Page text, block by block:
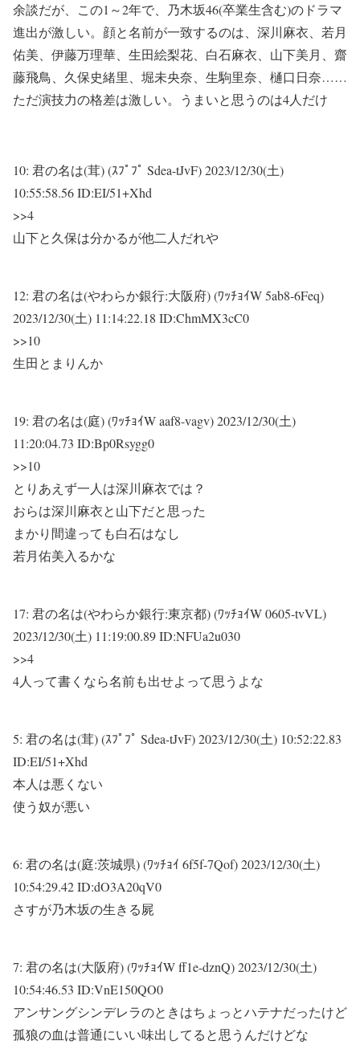
余談だが、この1～2年で、乃木坂46(卒業生含む)のドラマ
進出が激しい。顔と名前が一致するのは、深川麻衣、若月
佑美、伊藤万理華、生田絵梨花、白石麻衣、山下美月、齋
藤飛鳥、久保史緒里、堀未央奈、生駒里奈、樋口日奈……
ただ演技力の格差は激しい。うまいと思うのは4人だけ
10: 君の名は(茸) (ｽﾌﾟﾌﾟ Sdea-tJvF)2023/12/30(土)
10:55:58.56 ID:EI/51+Xhd
>>4
山下と久保は分かるが他二人だれや
12: 君の名は(やわらか銀行:大阪府) (ﾜｯﾁｮｲW 5ab8-6Feq)
2023/12/30(土) 11:14:22.18 ID:ChmMX3cC0
>>10
生田とまりんか
19: 君の名は(庭) (ﾜｯﾁｮｲW aaf8-vagv)2023/12/30(土)
11:20:04.73 ID:Bp0Rsygg0
>>10
とりあえず一人は深川麻衣では？
おらは深川麻衣と山下だと思った
まかり間違っても白石はなし
若月佑美入るかな
17: 君の名は(やわらか銀行:東京都) (ﾜｯﾁｮｲW 0605-tvVL)
2023/12/30(土) 11:19:00.89 ID:NFUa2u030
>>4
4人って書くなら名前も出せよって思うよな
5: 君の名は(茸) (ｽﾌﾟﾌﾟ Sdea-tJvF)2023/12/30(土) 10:52:22.83
ID:EI/51+Xhd
本人は悪くない
使う奴が悪い
6: 君の名は(庭:茨城県) (ﾜｯﾁｮｲ 6f5f-7Qof)2023/12/30(土)
10:54:29.42 ID:dO3A20qV0
さすが乃木坂の生きる屍
7: 君の名は(大阪府) (ﾜｯﾁｮｲW ff1e-dznQ)2023/12/30(土)
10:54:46.53 ID:VnE150QO0
アンサングシンデレラのときはちょっとハテナだったけど
孤狼の血は普通にいい味出してると思うんだけどな